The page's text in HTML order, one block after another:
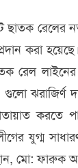
ছাতক রেলের
করা
রেল
ঝরাজির্ণ
করতে
যুগ্ম
মো: ফারুক